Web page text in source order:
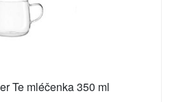
Te mléčenka 350 ml